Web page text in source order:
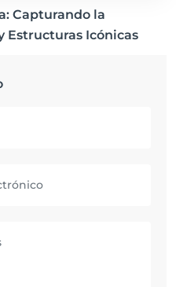
Capturando la
Estructuras Icónicas